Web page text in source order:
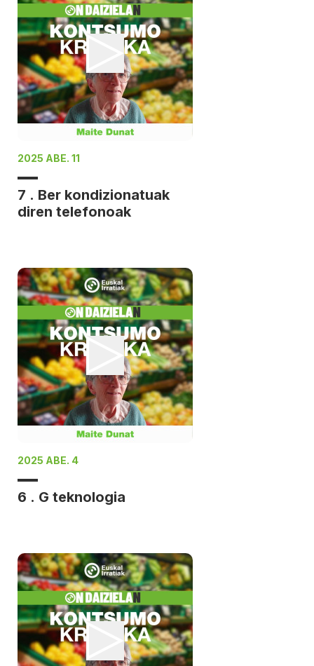
2025 ABE. 11
7 . Ber kondizionatuak
diren telefonoak
2025 ABE. 4
6 . G teknologia